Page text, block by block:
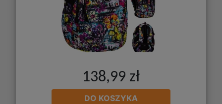
138,99 zł
DO KOSZYKA